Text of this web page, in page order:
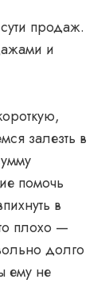
продаж.
и
залезть в
помочь
в
плохо —
долго
ему не